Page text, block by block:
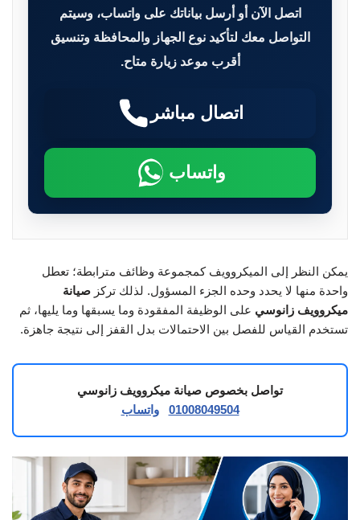
اتصل الآن أو أرسل بياناتك على واتساب، وسيتم
التواصل معك لتأكيد نوع الجهاز والمحافظة وتنسيق
أقرب موعد زيارة متاح.
اتصال مباشر
واتساب
يمكن النظر إلى الميكروويف كمجموعة وظائف مترابطة؛ تعطل
واحدة منها لا يحدد وحده الجزء المسؤول. لذلك تركز صيانة
ميكروويف زانوسي على الوظيفة المفقودة وما يسبقها وما يليها، ثم
تستخدم القياس للفصل بين الاحتمالات بدل القفز إلى نتيجة جاهزة.
تواصل بخصوص صيانة ميكروويف زانوسي
01008049504
واتساب